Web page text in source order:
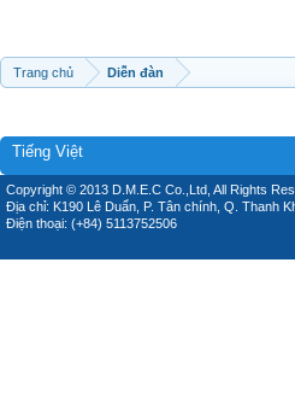
Trang chủ Diễn đàn
Tiếng Việt
Copyright © 2013 D.M.E.C Co.,Ltd, All Rights
Địa chỉ: K190 Lê Duẩn, P. Tân chính, Q. Thanh
Điện thoại: (+84) 5113752506